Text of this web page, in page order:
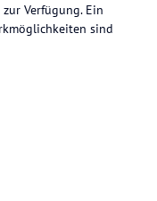
Verfügung. Ein
sind
Der Strand von